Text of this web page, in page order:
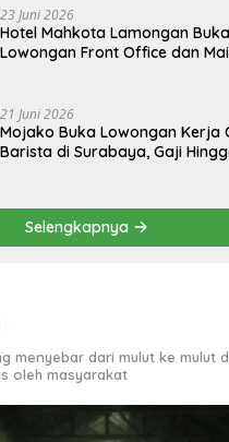
23 Juni 2026
Hotel Mahkota Lamongan Buka
Lowongan Front Office dan
21 Juni 2026
Mojako Buka Lowongan Kerja
Barista di Surabaya, Gaji
Selengkapnya
menyebar dari mulut ke mulut
oleh masyarakat